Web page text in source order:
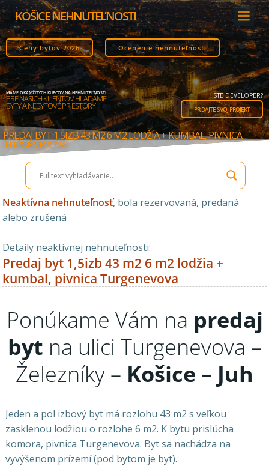
Skip
to
content
KOŠICE NEHNUTEĽNOSTI
Ceny bytov 2026 Ocenenie nehnuteľnosti
MÁME OKAMŽITÝCH KUPCOV NA NEHNUTEĽNOSTI
PRE NAŠICH KLIENTOV HĽADÁME:
BYTY A NEBYTOVÉ PRIESTORY
STE DEVELOPER?
PRIDAJTE SVOJ PROJEKT
PREDAJ BYT 1,5IZB 43 M2 6 M2 LODŽIA + KUMBAL, PIVNICA
TURGENEVOVA
Neaktívna nehnuteľnosť, bola rezervovaná, predaná
alebo zrušená
Detaily neaktívnej nehnuteľnosti:
Predaj byt 1,5izb 43 m2 6 m2 lodžia +
kumbal, pivnica Turgenevova
Ponúkame Vám na predaj
byt na ulici Turgenevova –
Železníky – Košice – Juh
Jeden a pol izbový byt má rozlohu 43 m2 s veľkou
zasklenou lodžiou o rozlohe 6 m2. K bytu prislúcha
komora, pivnica Turgenevova. Byt sa nachádza na
vyvýšenom prízemí (pod bytom je byt).